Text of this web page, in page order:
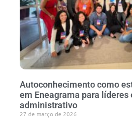
Autoconhecimento como
em Eneagrama para líderes
administrativo
27 de março de 2026